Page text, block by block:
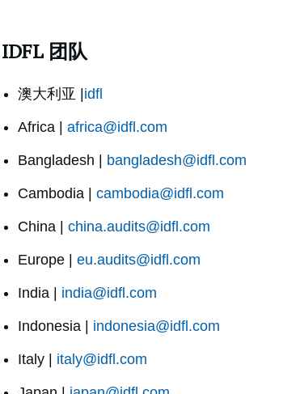
IDFL 团队
澳大利亚 | idfl
Africa | africa@idfl.com
Bangladesh | bangladesh@idfl.com
Cambodia | cambodia@idfl.com
China | china.audits@idfl.com
Europe | eu.audits@idfl.com
India | india@idfl.com
Indonesia | indonesia@idfl.com
Italy | italy@idfl.com